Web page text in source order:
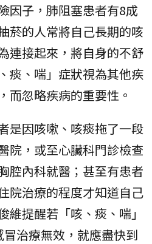
因子，肺阻塞患者有8成
菸的人常將自己長期的咳
連接起來，將自身的不舒
痰、喘」症狀視為其他疾
而忽略疾病的重要性。
是因咳嗽、咳痰拖了一段
院，或至心臟科門診檢查
腔內科就醫；甚至有患者
院治療的程度才知道自己
維提醒若「咳、痰、喘」
治療無效，就應盡快到